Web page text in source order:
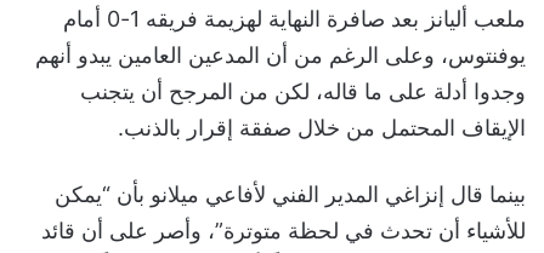
ملعب أليانز بعد صافرة النهاية لهزيمة فريقه 1-0 أمام
يوفنتوس، وعلى الرغم من أن المدعين العامين يبدو أنهم
وجدوا أدلة على ما قاله، لكن من المرجح أن يتجنب
الإيقاف المحتمل من خلال صفقة إقرار بالذنب.
بينما قال إنزاغي المدير الفني لأفاعي ميلانو بأن “يمكن
للأشياء أن تحدث في لحظة متوترة”، وأصر على أن قائد